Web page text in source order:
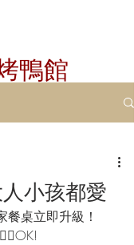
鴨館
小孩都愛
餐桌立即升級！